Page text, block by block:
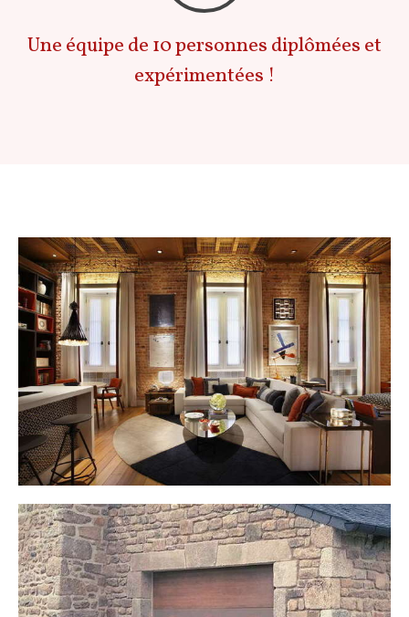
Une équipe de 10 personnes diplômées et
expérimentées !